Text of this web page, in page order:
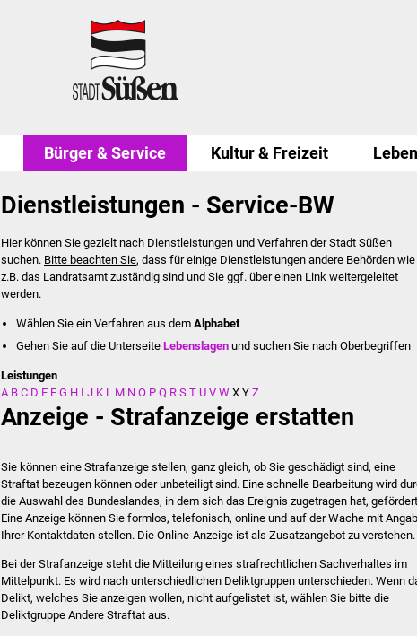
Bürger & Service Kultur & Freizeit
Dienstleistungen - Service-BW
Hier können Sie gezielt nach Dienstleistungen und Verfahren der Stadt Süßen
suchen. Bitte beachten Sie, dass für einige Dienstleistungen andere Behörden wie
z.B. das Landratsamt zuständig sind und Sie ggf. über einen Link weitergeleitet
werden.
Wählen Sie ein Verfahren aus dem Alphabet
Gehen Sie auf die UnterseiteLebenslagen und suchen Sie nach Oberbegriffen
Leistungen
A B C D E F G H I J K L M N O P Q R S T U V W X Y Z
Anzeige - Strafanzeige erstatten
Sie können eine Strafanzeige stellen, ganz gleich, ob Sie geschädigt sind, eine
Straftat bezeugen können oder unbeteiligt sind. Eine schnelle Bearbeitung wird
die Auswahl des Bundeslandes, in dem sich das Ereignis zugetragen hat,
Eine Anzeige können Sie formlos, telefonisch, online und auf der Wache mit
Ihrer Kontaktdaten stellen. Die Online-Anzeige ist als Zusatzangebot zu verstehen.
Bei der Strafanzeige steht die Mitteilung eines strafrechtlichen Sachverhaltes im
Mittelpunkt. Es wird nach unterschiedlichen Deliktgruppen unterschieden. Wenn
Delikt, welches Sie anzeigen wollen, nicht aufgelistet ist, wählen Sie bitte die
Deliktgruppe Andere Straftat aus.